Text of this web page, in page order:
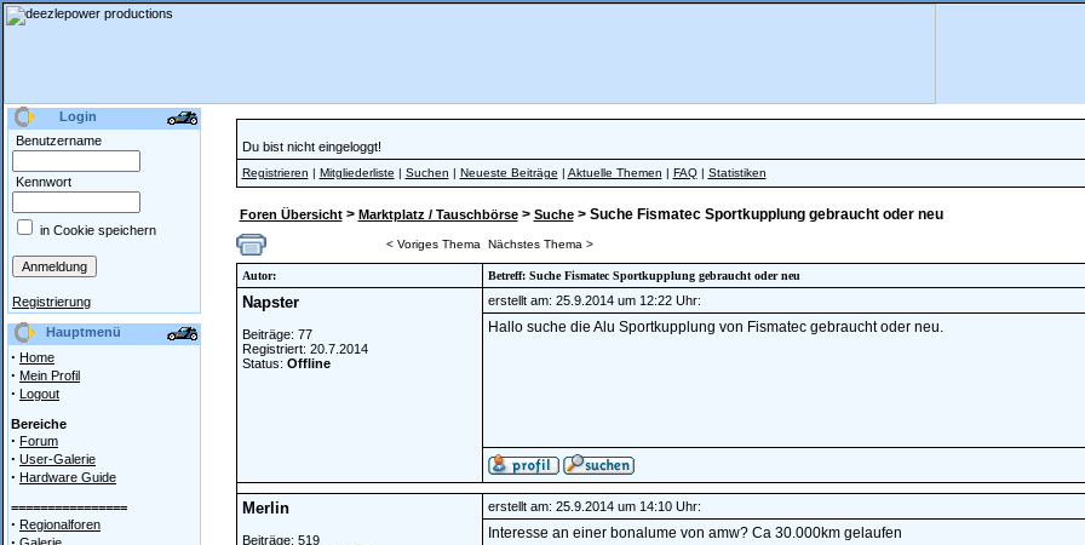
Login
Benutzername
Kennwort
in Cookie speichern
Registrierung
Hauptmenü
· Home
· Mein Profil
· Logout
Bereiche
· Forum
· User-Galerie
· Hardware Guide
================
· Regionalforen
Du bist nicht eingeloggt!
Registrieren | Mitgliederliste | Suchen | Neueste Beiträge | Aktuelle Themen | FAQ| Statistiken
Foren Übersicht> Marktplatz / Tauschbörse> Suche> Suche Fismatec Sportkupplung gebraucht oder neu
< Voriges Thema Nächstes Thema >
Autor: Betreff: Suche Fismatec Sportkupplung gebraucht oder neu
Napster
Beiträge: 77
Registriert: 20.7.2014
Status: Offline
erstellt am: 25.9.2014 um 12:22 Uhr:
Hallo suche die Alu Sportkupplung von Fismatec gebraucht oder neu.
Merlin
Beiträge: 519
erstellt am: 25.9.2014 um 14:10 Uhr:
Interesse an einer bonalume von amw? Ca 30.000km gelaufen